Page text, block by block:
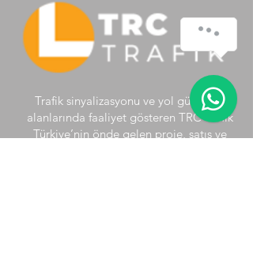
Trafik sinyalizasyonu ve yol güvenliği
alanlarında faaliyet gösteren TRC Trafik
Türkiye’nin önde gelen proje, satış ve